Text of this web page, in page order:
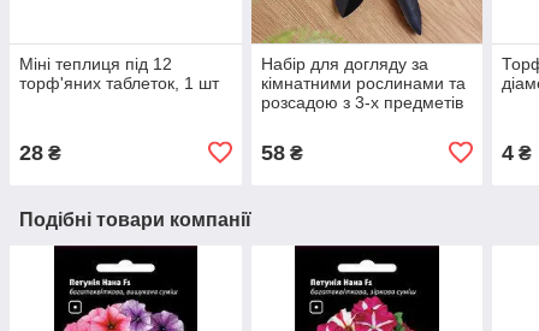
Міні теплиця під 12
торф'яних таблеток, 1 шт
28 ₴
Набір для догляду за
кімнатними рослинами та
розсадою з 3-х предметів
58₴ 4 ₴
Подібні товари компанії